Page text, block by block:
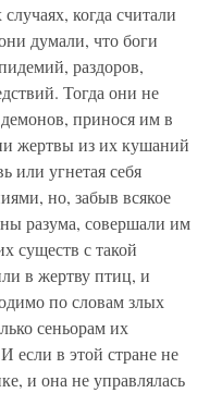
когда считали
думали, что боги
раздоров,
Тогда они не
принося им в
жертвы из их кушаний
или угнетая себя
но, забыв всякое
разума, совершали им
существ с такой
в жертву птиц, и
по словам злых
сеньорам их
если в этой стране не
и она не управлялась